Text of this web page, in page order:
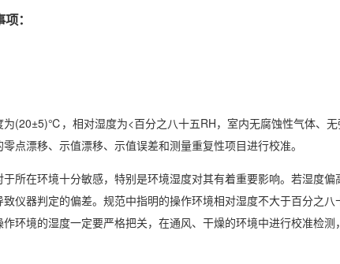
：
(20±5)℃，相对湿度为<百分之八十五RH，室内无腐蚀性气体、
点漂移、示值漂移、示值误差和测量重复性项目进行校准。
所在环境十分敏感，特别是环境湿度对其有着重要影响。若湿度
仪器判定的偏差。规范中指明的操作环境相对湿度不大于百分之
环境的湿度一定要严格把关，在通风、干燥的环境中进行校准检测